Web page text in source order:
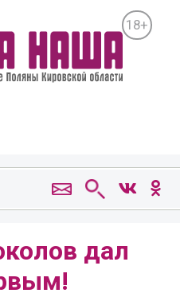
18+
дал